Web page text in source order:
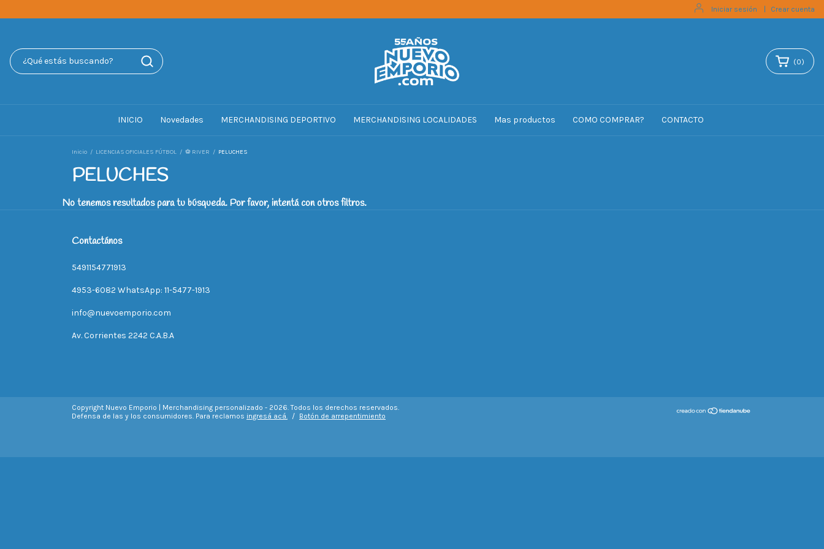
Iniciar sesión Crear cuenta
(0)
INICIO Novedades MERCHANDISING DEPORTIVO MERCHANDISING LOCALIDADES Mas productos COMO COMPRAR? CONTACTO
Inicio / LICENCIAS OFICIALES FÚTBOL / ⚽ RIVER / PELUCHES
PELUCHES
No tenemos resultados para tu búsqueda. Por favor, intentá con otros filtros.
Contactános
5491154771913
4953-6082 WhatsApp: 11-5477-1913
info@nuevoemporio.com
Av. Corrientes 2242 C.A.B.A
Copyright Nuevo Emporio | Merchandising personalizado - 2026. Todos los derechos reservados.
Defensa de las y los consumidores. Para reclamos ingresá acá. / Botón de arrepentimiento